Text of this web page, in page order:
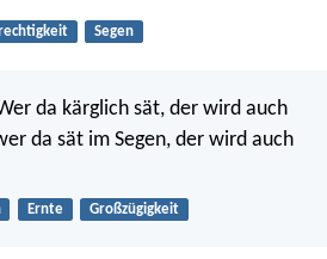
Segen
da kärglich sät, der wird auch
da sät im Segen, der wird auch
Ernte Großzügigkeit